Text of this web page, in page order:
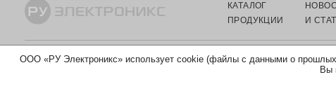
ООО «РУ Электроникс» использует cookie (файлы с данными о прошлых
Вы
КАТАЛОГ
ПРОДУКЦИИ
И
© 2002-2026 ООО «РУ ЭЛЕКТРОНИКС» - ОПТОВЫЙ ПОСТАВЩИК